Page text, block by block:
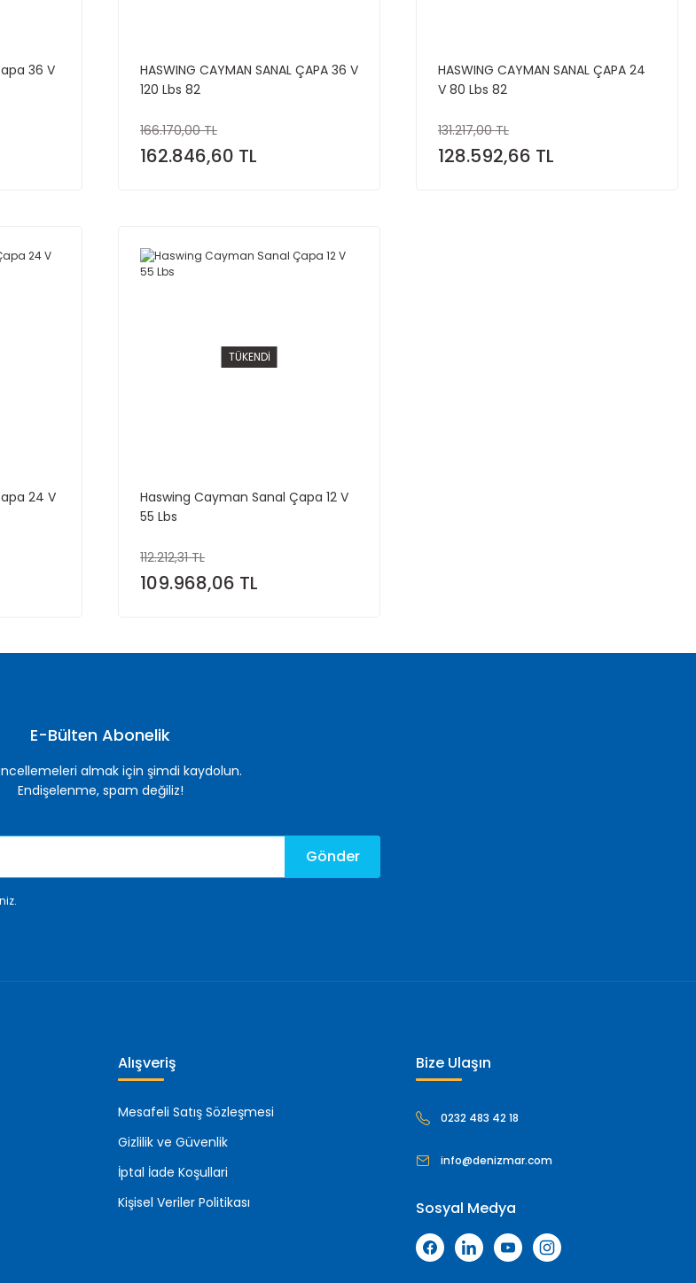
36 V
HASWING CAYMAN SANAL ÇAPA 36 V
120 Lbs 82
166.170,00 TL
162.846,60 TL
HASWING CAYMAN SANAL ÇAPA 24
V 80 Lbs 82
131.217,00 TL
128.592,66 TL
24 V
TÜKENDİ
Haswing Cayman Sanal Çapa 12 V
55 Lbs
112.212,31 TL
109.968,06 TL
E-Bülten Abonelik
almak için şimdi kaydolun.
Endişelenme, spam değiliz!
Gönder
Alışveriş
Mesafeli Satış Sözleşmesi
Gizlilik ve Güvenlik
İptal İade Koşullari
Kişisel Veriler Politikası
Bize Ulaşın
0232 483 42 18
info@denizmar.com
Sosyal Medya